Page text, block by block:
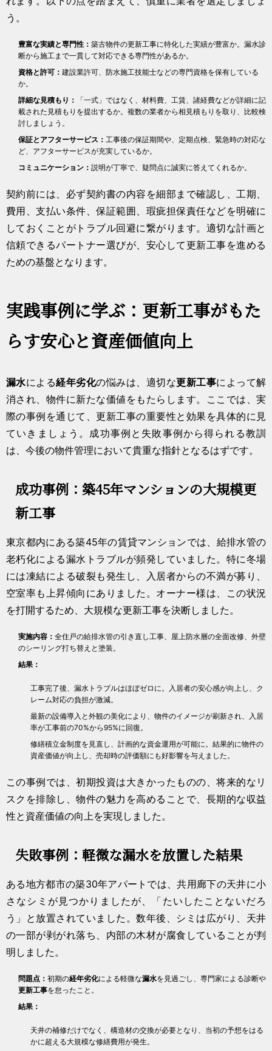
う。
豊富な実績と専門性： 築古物件の更新工事に特化した実績が豊富か。漏水診
断から施工まで一貫して対応できる専門性があるか。
資格と許可： 建設業許可、防水施工技能士などの専門資格を保有している
か。
詳細な見積もり：
「一式」ではなく、材料費、工賃、諸経費などが詳細に記
載された見積もりを提出するか。複数の業者から相見積もりを取り、比較検
討しましょう。
保証とアフターサービス： 工事後の保証期間や、定期点検、緊急時の対応な
ど、アフターサービスが充実しているか。
コミュニケーション： 説明が丁寧で、疑問点に誠実に答えてくれるか。
契約前には、必ず契約書の内容を細部まで確認し、工期、
費用、支払い条件、保証範囲、瑕疵担保責任などを明確に
しておくことがトラブル回避に繋がります。適切な計画と
信頼できるパートナー選びが、安心して更新工事を進める
ための基盤となります。
実践事例に学ぶ：更新工事がもた
らす安心と資産価値向上
漏水による経年劣化の悩みは、適切な更新工事によって解
消され、物件に新たな価値をもたらします。ここでは、実
際の事例を通じて、更新工事の重要性と効果を具体的に見
ていきましょう。成功事例と失敗事例から得られる教訓
は、今後の物件管理において貴重な指針となるはずです。
成功事例：築45年マンションの大規模更
新工事
東京都内にある築45年の賃貸マンションでは、給排水管の
老朽化による漏水トラブルが頻発していました。特に冬場
には凍結による破裂も発生し、入居者からの不満が募り、
空室率も上昇傾向にありました。オーナー様は、この状況
を打開するため、大規模な更新工事を決断しました。
実施内容： 全住戸の給排水管の引き直し工事、屋上防水層の全面改修、外壁
のシーリング打ち替えと塗装。
結果：
工事完了後、漏水トラブルはほぼゼロに。入居者の安心感が向上し、ク
レーム対応の負担が激減。
最新の設備導入と外観の美化により、物件のイメージが刷新され、入居
率が工事前の70%から95%に回復。
修繕積立金制度を見直し、計画的な資金運用が可能に。結果的に物件の
資産価値が向上し、売却時の評価額にも好影響を与えました。
この事例では、初期投資は大きかったものの、将来的なリ
スクを排除し、物件の魅力を高めることで、長期的な収益
性と資産価値の向上を実現しました。
失敗事例：軽微な漏水を放置した結果
ある地方都市の築30年アパートでは、共用廊下の天井に小
さなシミが見つかりましたが、「たいしたことないだろ
う」と放置されていました。数年後、シミは広がり、天井
の一部が剥がれ落ち、内部の木材が腐食していることが判
明しました。
問題点： 初期の経年劣化による軽微な漏水を見過ごし、専門家による診断や
更新工事を怠ったこと。
結果：
天井の補修だけでなく、構造材の交換が必要となり、当初の予想をはる
かに超える大規模な修繕費用が発生。